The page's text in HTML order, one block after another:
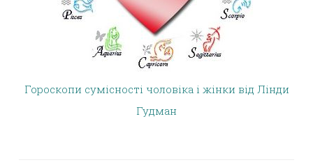
Гороскопи сумісності чоловіка і жінки від Лінди
Гудман